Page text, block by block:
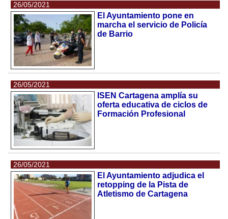
26/05/2021
El Ayuntamiento pone en
marcha el servicio de Policía
de Barrio
26/05/2021
ISEN Cartagena amplía su
oferta educativa de ciclos de
Formación Profesional
26/05/2021
El Ayuntamiento adjudica el
retopping de la Pista de
Atletismo de Cartagena